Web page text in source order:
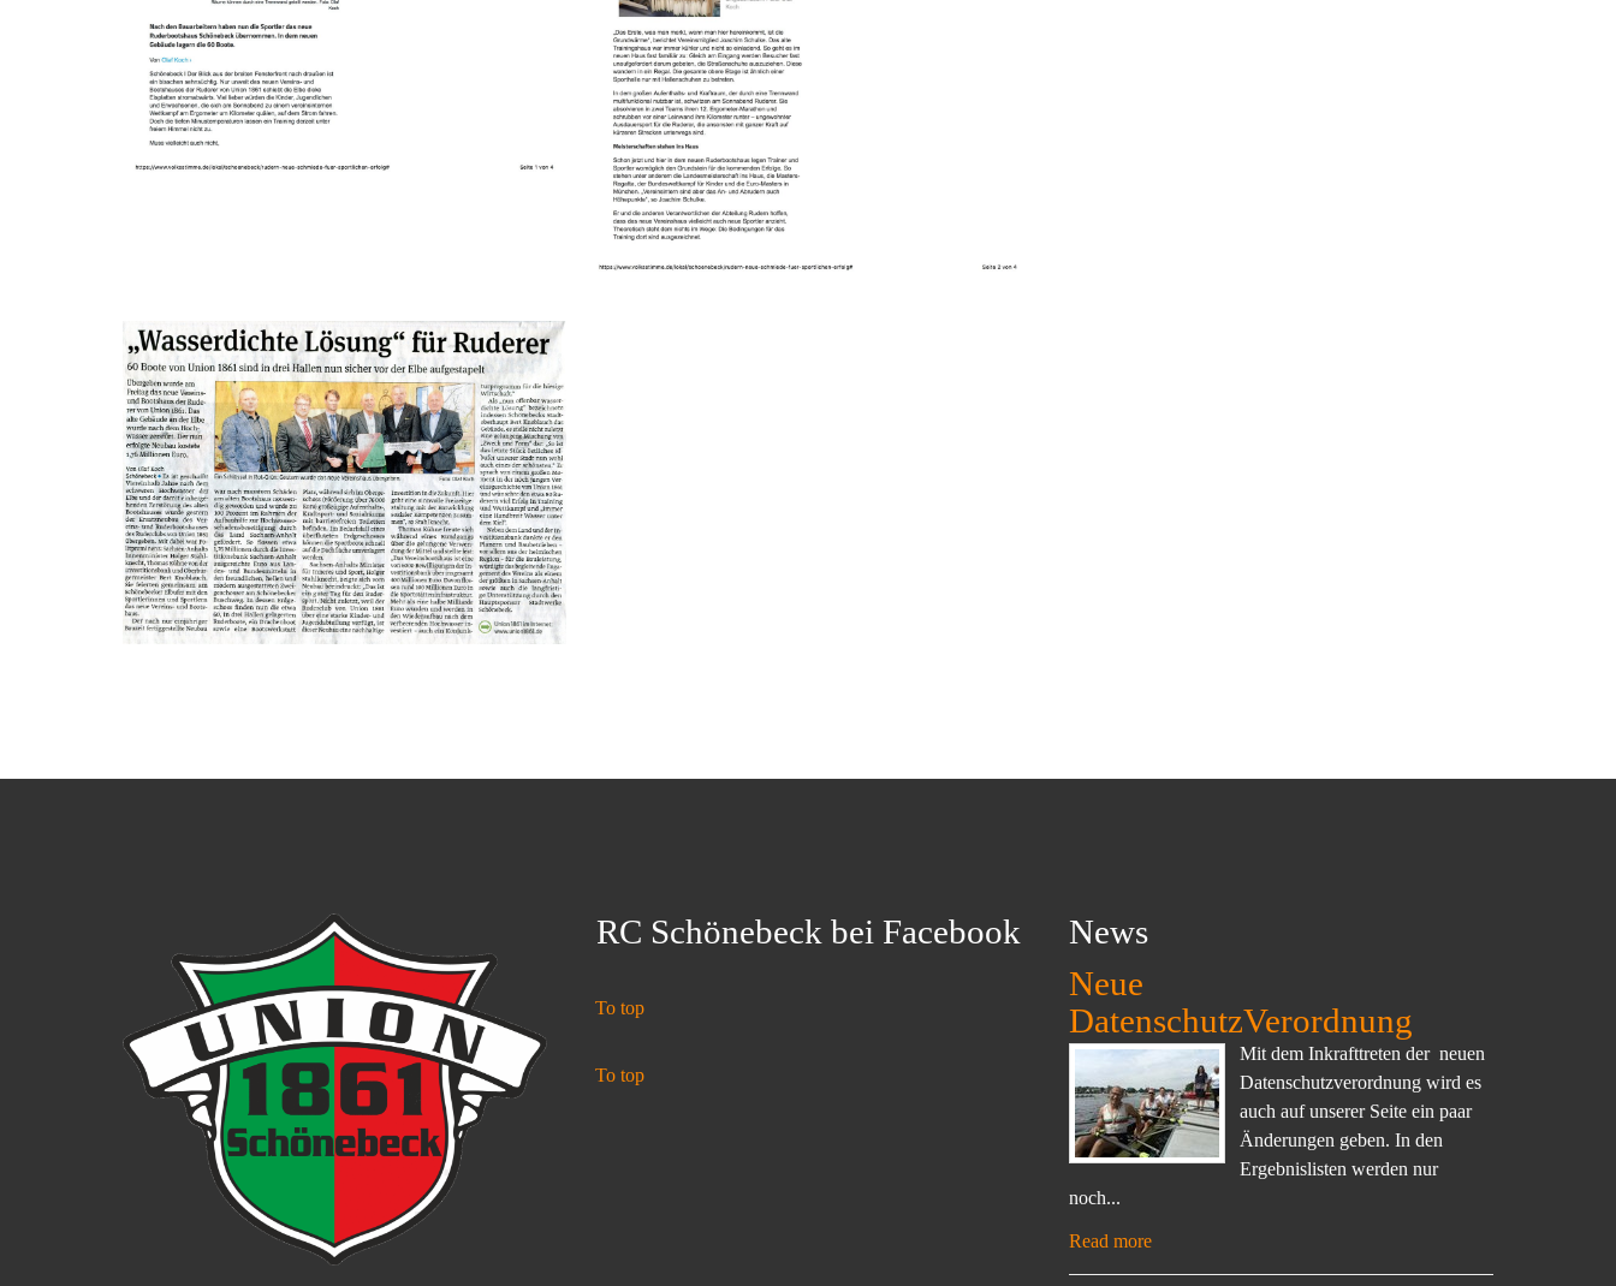
RC Schönebeck bei Facebook
To top
To top
News
Neue
DatenschutzVerordnung
Mit dem Inkrafttreten der neuen
Datenschutzverordnung wird es
auch auf unserer Seite ein paar
Änderungen geben. In den
Ergebnislisten werden nur
noch...
Read more